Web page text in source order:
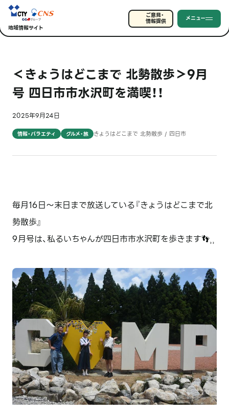
地域情報サイト
ご意見・
情報提供 メニュー
＜きょうはどこまで 北勢散歩＞9月
号 四日市市水沢町を満喫！！
2025年9月24日
情報・バラエティ グルメ・旅 きょうはどこまで 北勢散歩 / 四日市
毎月16日～末日まで放送している『きょうはどこまで北
勢散歩』
9月号は、私るいちゃんが四日市市水沢町を歩きます👣⸒⸒